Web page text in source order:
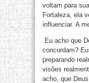
voltam para
Fortaleza, ela
influenciar. A
Eu acho que
concordam?
preparando
visões
acho, que